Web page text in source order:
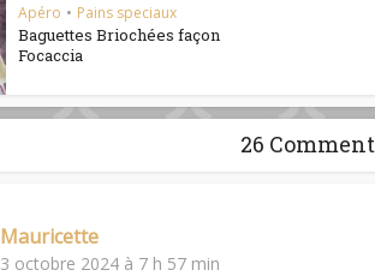
Apéro • Pains speciaux
Baguettes Briochées façon
Focaccia
26
Mauricette
3 octobre 2024 à 7 h 57 min